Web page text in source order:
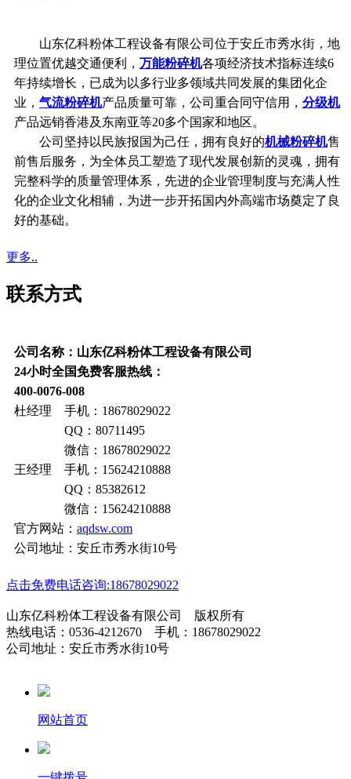
山东亿科粉体工程设备有限公司位于安丘市秀水街，地
理位置优越交通便利， 万能粉碎机各项经济技术指标连续6
年持续增长，已成为以多行业多领域共同发展的集团化企
业， 气流粉碎机产品质量可靠，公司重合同守信用， 分级机
产品远销香港及东南亚等20多个国家和地区。
公司坚持以民族报国为己任，拥有良好的机械粉碎机售
前售后服务，为全体员工塑造了现代发展创新的灵魂，拥有
完整科学的质量管理体系，先进的企业管理制度与充满人性
化的企业文化相辅，为进一步开拓国内外高端市场奠定了良
好的基础。
更多..
联系方式
公司名称：山东亿科粉体工程设备有限公司
24小时全国免费客服热线：
400-0076-008
杜经理 手机：18678029022
QQ：80711495
微信：18678029022
王经理 手机：15624210888
QQ：85382612
微信：15624210888
官方网站： aqdsw.com
公司地址：安丘市秀水街10号
点击免费电话咨询:18678029022
山东亿科粉体工程设备有限公司 版权所有
热线电话：0536-4212670 手机：18678029022
公司地址：安丘市秀水街10号
网站首页